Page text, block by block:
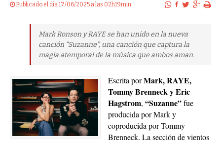
Publicado el dia 17/06/2025 a las 02h19min
Mark Ronson y RAYE se han unido en la nueva
canción “Suzanne”, una canción que captura la
magia atemporal de la música que ambos aman.
Escrita porMark, RAYE,
Tommy Brenneck y Eric
Hagstrom, “Suzanne”fue
producida por Mark y
coproducida por Tommy
Brenneck. La sección de vientos